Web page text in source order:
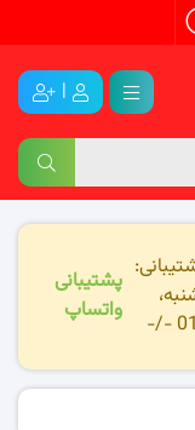
|
پشتیبانی
واتساپ